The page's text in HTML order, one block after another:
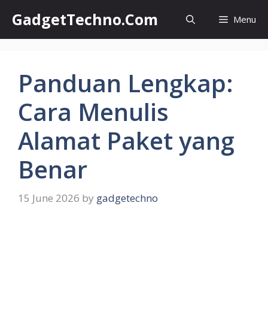
content
GadgetTechno.Com Menu
Panduan Lengkap:
Cara Menulis
Alamat Paket yang
Benar
15 June 2026 by gadgetechno